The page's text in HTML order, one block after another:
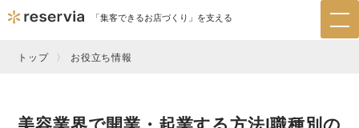
「集客できるお店づくり」を支える
トップ お役立ち情報
美容業界で開業・起業する方法|職種別の